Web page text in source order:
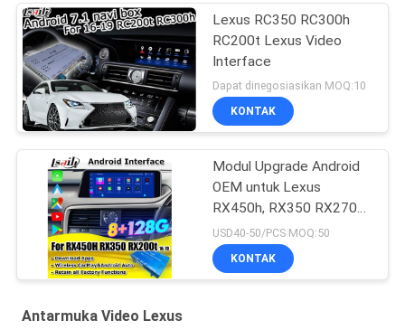
Lexus RC350 RC300h
RC200t Lexus Video
Interface
Dapat dinegosiasikan MOQ:10
KONTAK
Modul Upgrade Android
OEM untuk Lexus
RX450h, RX350 RX270
2016-2021 Integrasi
Wireless CarPlay, Android
Auto, YouTube, NetFlix
USD40-50/PCS MOQ:50
KONTAK
Antarmuka Video Lexus